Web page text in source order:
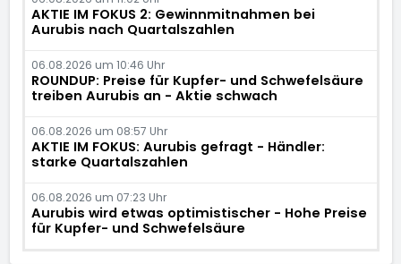
AKTIE IM FOKUS 2: Gewinnmitnahmen bei
Aurubis nach Quartalszahlen
06.08.2026 um 10:46 Uhr
ROUNDUP: Preise für Kupfer- und Schwefelsäure
treiben Aurubis an - Aktie schwach
06.08.2026 um 08:57 Uhr
AKTIE IM FOKUS: Aurubis gefragt - Händler:
starke Quartalszahlen
06.08.2026 um 07:23 Uhr
Aurubis wird etwas optimistischer - Hohe Preise
für Kupfer- und Schwefelsäure